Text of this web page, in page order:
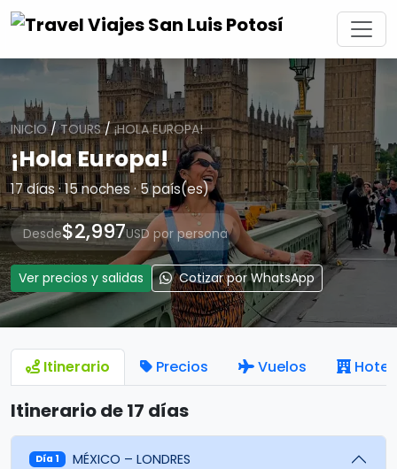
INICIO/TOURS/¡HOLA EUROPA!
¡Hola Europa!
17 días · 15 noches · 5 país(es)
Desde$2,997USD por persona
Ver precios y salidas Cotizar por WhatsApp
Itinerario Precios Vuelos
Itinerario de 17 días
Día 1 MÉXICO – LONDRES